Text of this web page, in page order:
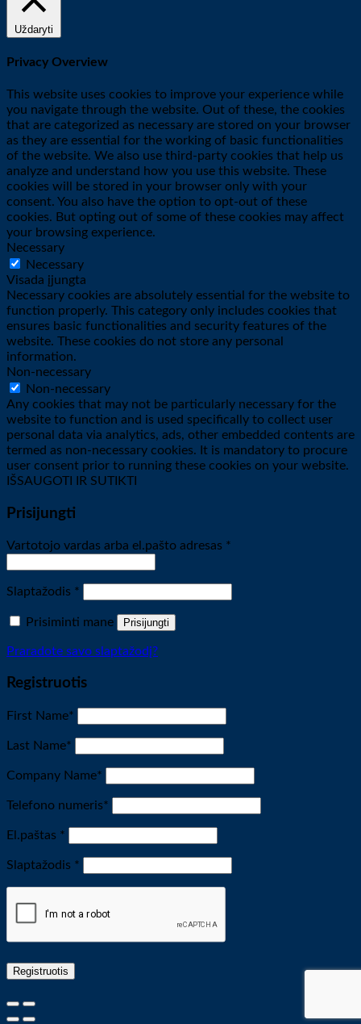
Uždaryti
Privacy Overview
This website uses cookies to improve your experience while
you navigate through the website. Out of these, the cookies
that are categorized as necessary are stored on your browser
as they are essential for the working of basic functionalities
of the website. We also use third-party cookies that help us
analyze and understand how you use this website. These
cookies will be stored in your browser only with your
consent. You also have the option to opt-out of these
cookies. But opting out of some of these cookies may affect
your browsing experience.
Necessary
Necessary
Visada įjungta
Necessary cookies are absolutely essential for the website to
function properly. This category only includes cookies that
ensures basic functionalities and security features of the
website. These cookies do not store any personal
information.
Non-necessary
Non-necessary
Any cookies that may not be particularly necessary for the
website to function and is used specifically to collect user
personal data via analytics, ads, other embedded contents are
termed as non-necessary cookies. It is mandatory to procure
user consent prior to running these cookies on your website.
IŠSAUGOTI IR SUTIKTI
Prisijungti
Vartotojo vardas arba el.pašto adresas *
Slaptažodis *
Prisiminti mane Prisijungti
Praradote savo slaptažodį?
Registruotis
First Name*
Last Name*
Company Name*
Telefono numeris*
El.paštas *
Slaptažodis *
Registruotis